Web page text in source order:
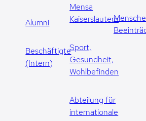
Alumni
Beschäftigte
(Intern)
Mensa
Kaiserslautern
Sport,
Gesundheit,
Wohlbefinden
Abteilung für
internationale